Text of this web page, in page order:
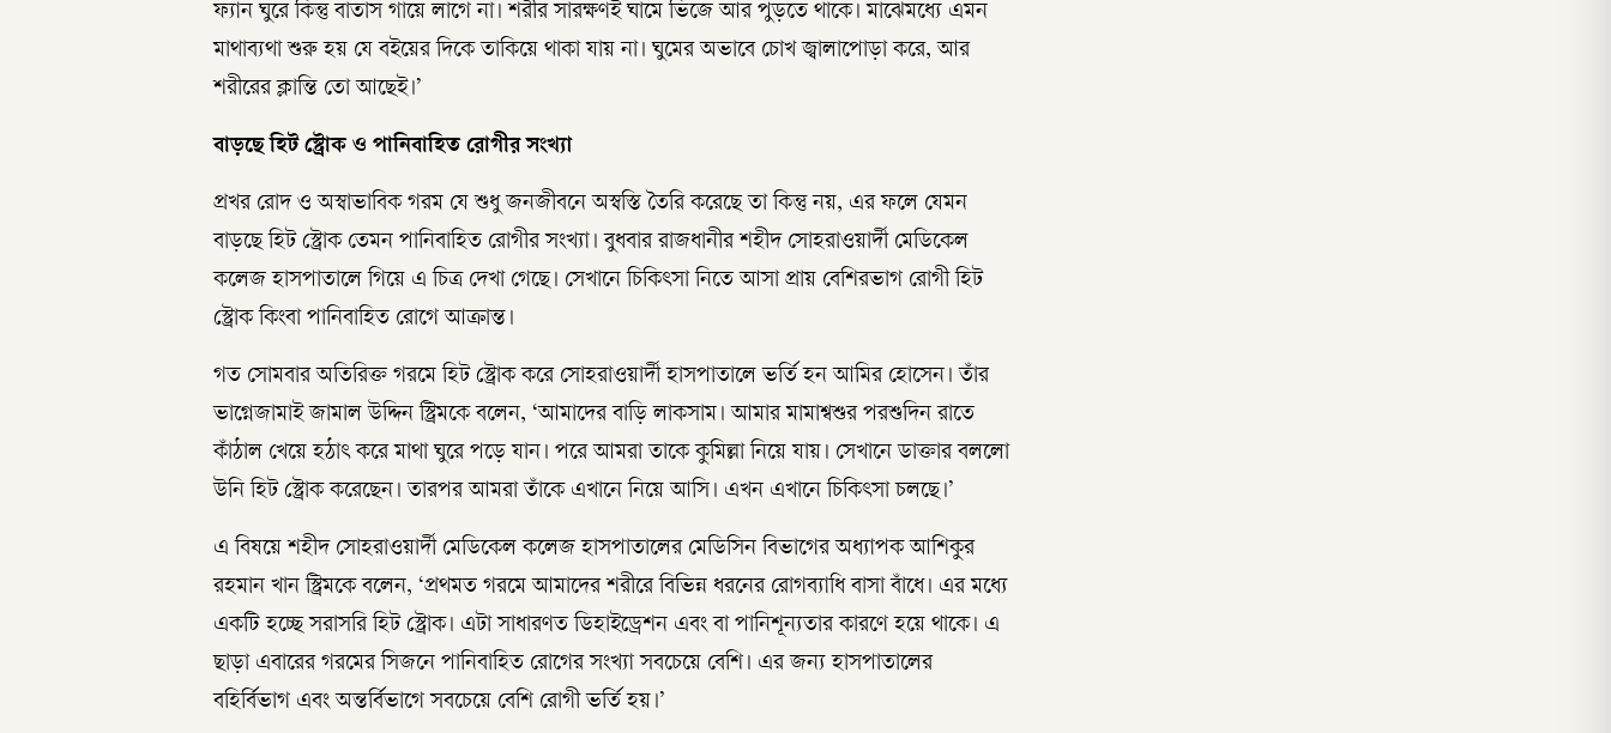
ফ্যান ঘুরে কিন্তু বাতাস গায়ে লাগে না। শরীর সারক্ষণই ঘামে ভিজে আর পুড়তে থাকে। মাঝেমধ্যে এমন
মাথাব্যথা শুরু হয় যে বইয়ের দিকে তাকিয়ে থাকা যায় না। ঘুমের অভাবে চোখ জ্বালাপোড়া করে, আর
শরীরের ক্লান্তি তো আছেই।’
বাড়ছে হিট স্ট্রোক ও পানিবাহিত রোগীর সংখ্যা
প্রখর রোদ ও অস্বাভাবিক গরম যে শুধু জনজীবনে অস্বস্তি তৈরি করেছে তা কিন্তু নয়, এর ফলে যেমন
বাড়ছে হিট স্ট্রোক তেমন পানিবাহিত রোগীর সংখ্যা। বুধবার রাজধানীর শহীদ সোহরাওয়ার্দী মেডিকেল
কলেজ হাসপাতালে গিয়ে এ চিত্র দেখা গেছে। সেখানে চিকিৎসা নিতে আসা প্রায় বেশিরভাগ রোগী হিট
স্ট্রোক কিংবা পানিবাহিত রোগে আক্রান্ত।
গত সোমবার অতিরিক্ত গরমে হিট স্ট্রোক করে সোহরাওয়ার্দী হাসপাতালে ভর্তি হন আমির হোসেন। তাঁর
ভাগ্নেজামাই জামাল উদ্দিন স্ট্রিমকে বলেন, ‘আমাদের বাড়ি লাকসাম। আমার মামাশ্বশুর পরশুদিন রাতে
কাঁঠাল খেয়ে হঠাৎ করে মাথা ঘুরে পড়ে যান। পরে আমরা তাকে কুমিল্লা নিয়ে যায়। সেখানে ডাক্তার বললো
উনি হিট স্ট্রোক করেছেন। তারপর আমরা তাঁকে এখানে নিয়ে আসি। এখন এখানে চিকিৎসা চলছে।’
এ বিষয়ে শহীদ সোহরাওয়ার্দী মেডিকেল কলেজ হাসপাতালের মেডিসিন বিভাগের অধ্যাপক আশিকুর
রহমান খান স্ট্রিমকে বলেন, ‘প্রথমত গরমে আমাদের শরীরে বিভিন্ন ধরনের রোগব্যাধি বাসা বাঁধে। এর মধ্যে
একটি হচ্ছে সরাসরি হিট স্ট্রোক। এটা সাধারণত ডিহাইড্রেশন এবং বা পানিশূন্যতার কারণে হয়ে থাকে। এ
ছাড়া এবারের গরমের সিজনে পানিবাহিত রোগের সংখ্যা সবচেয়ে বেশি। এর জন্য হাসপাতালের
বহির্বিভাগ এবং অন্তর্বিভাগে সবচেয়ে বেশি রোগী ভর্তি হয়।’